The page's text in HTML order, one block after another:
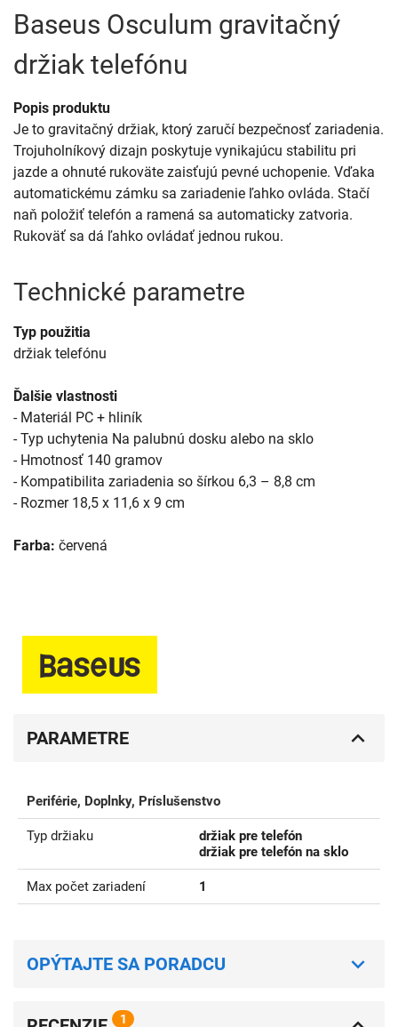
Baseus Osculum gravitačný
držiak telefónu
Popis produktu
Je to gravitačný držiak, ktorý zaručí bezpečnosť zariadenia.
Trojuholníkový dizajn poskytuje vynikajúcu stabilitu pri
jazde a ohnuté rukoväte zaisťujú pevné uchopenie. Vďaka
automatickému zámku sa zariadenie ľahko ovláda. Stačí
naň položiť telefón a ramená sa automaticky zatvoria.
Rukoväť sa dá ľahko ovládať jednou rukou.
Technické parametre
Typ použitia
držiak telefónu
Ďalšie vlastnosti
- Materiál PC + hliník
- Typ uchytenia Na palubnú dosku alebo na sklo
- Hmotnosť 140 gramov
- Kompatibilita zariadenia so šírkou 6,3 – 8,8 cm
- Rozmer 18,5 x 11,6 x 9 cm
Farba: červená
PARAMETRE
Periférie, Doplnky, Príslušenstvo
Typ držiaku
držiak pre telefón
držiak pre telefón na sklo
Max počet zariadení 1
OPÝTAJTE SA PORADCU
1